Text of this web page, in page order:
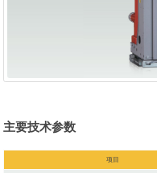
主要技术参数
项目